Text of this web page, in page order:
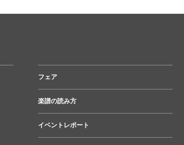
フェア
楽譜の読み方
イベントレポート